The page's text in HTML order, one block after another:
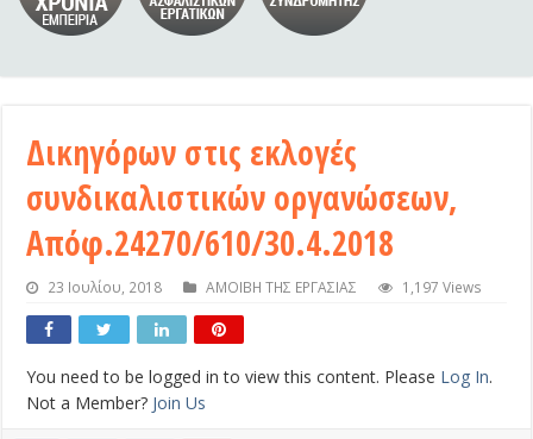
Δικηγόρων στις εκλογές
συνδικαλιστικών οργανώσεων,
Απόφ.24270/610/30.4.2018
23 Ιουλίου, 2018 ΑΜΟΙΒΗ ΤΗΣ ΕΡΓΑΣΙΑΣ 1,197 Views
You need to be logged in to view this content. Please Log In.
Not a Member? Join Us